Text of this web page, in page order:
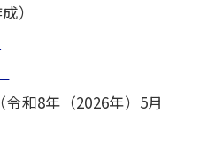
）
和8年（2026年）5月